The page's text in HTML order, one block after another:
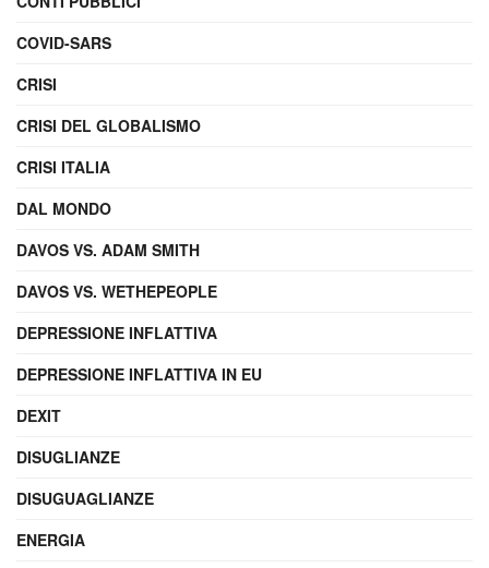
COVID-SARS
CRISI
CRISI DEL GLOBALISMO
CRISI ITALIA
DAL MONDO
DAVOS VS. ADAM SMITH
DAVOS VS. WETHEPEOPLE
DEPRESSIONE INFLATTIVA
DEPRESSIONE INFLATTIVA IN EU
DEXIT
DISUGLIANZE
DISUGUAGLIANZE
ENERGIA